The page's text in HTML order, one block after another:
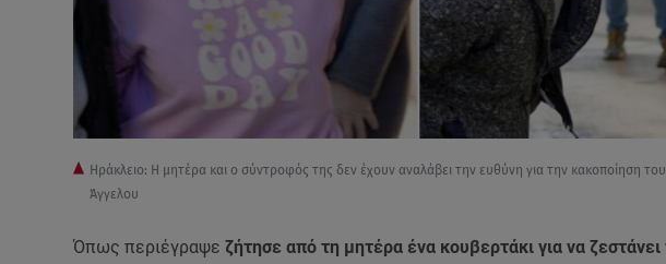
Ηράκλειο: Η μητέρα και ο σύντροφός της δεν έχουν αναλάβει την ευθύνη για την κακοποίηση
Άγγελου
Όπως περιέγραψε ζήτησε από τη μητέρα ένα κουβερτάκι για να ζεστάνει